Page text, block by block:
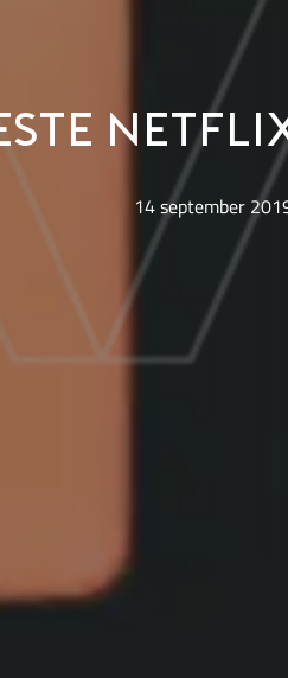
14 september